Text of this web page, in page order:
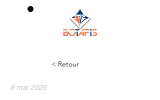
< Retour
8 mai 2026